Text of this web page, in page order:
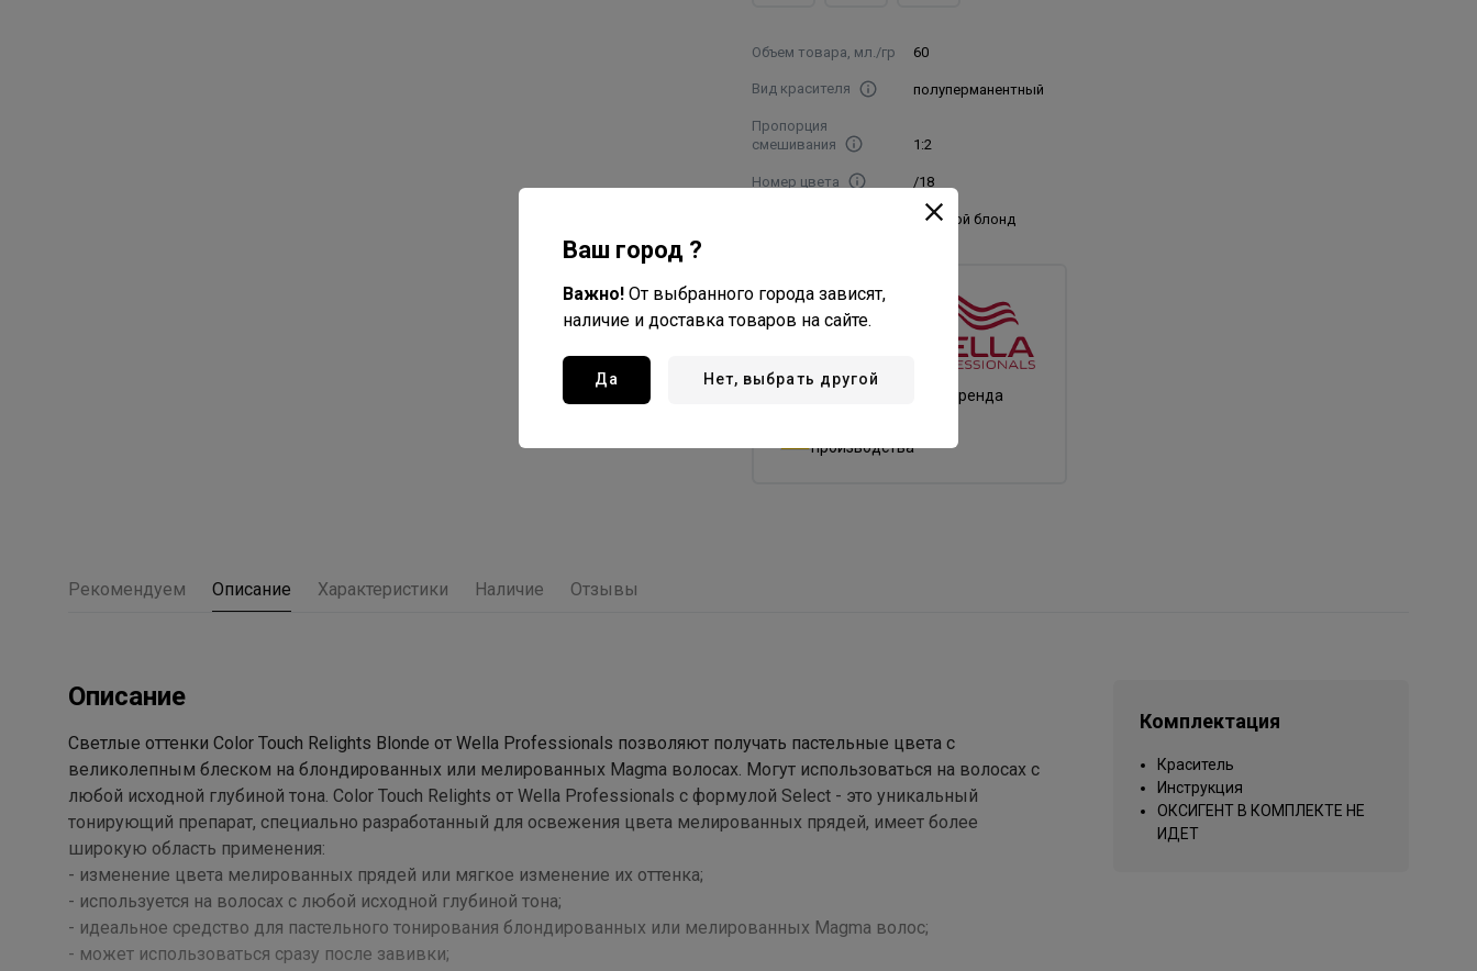
Объем товара, мл./гр 60
Вид красителя полуперманентный
Пропорция
смешивания
1:2
Номер цвета /18
ледяной блонд
Wella
Германия - страна бренда
производства
Рекомендуем Описание Характеристики Наличие Отзывы
Описание
Светлые оттенки Color Touch Relights Blonde от Wella Professionals позволяют получать пастельные цвета с
великолепным блеском на блондированных или мелированных Magma волосах. Могут использоваться на волосах с
любой исходной глубиной тона. Color Touch Relights от Wella Professionals с формулой Select - это уникальный
тонирующий препарат, специально разработанный для освежения цвета мелированных прядей, имеет более
широкую область применения:
- изменение цвета мелированных прядей или мягкое изменение их оттенка;
- используется на волосах с любой исходной глубиной тона;
- идеальное средство для пастельного тонирования блондированных или мелированных Magma волос;
- может использоваться сразу после завивки;
Комплектация
Краситель
Инструкция
ОКСИГЕНТ В КОМПЛЕКТЕ НЕ
ИДЕТ
Ваш город ?
Важно! От выбранного города зависят,
наличие и доставка товаров на сайте.
Да Нет, выбрать другой